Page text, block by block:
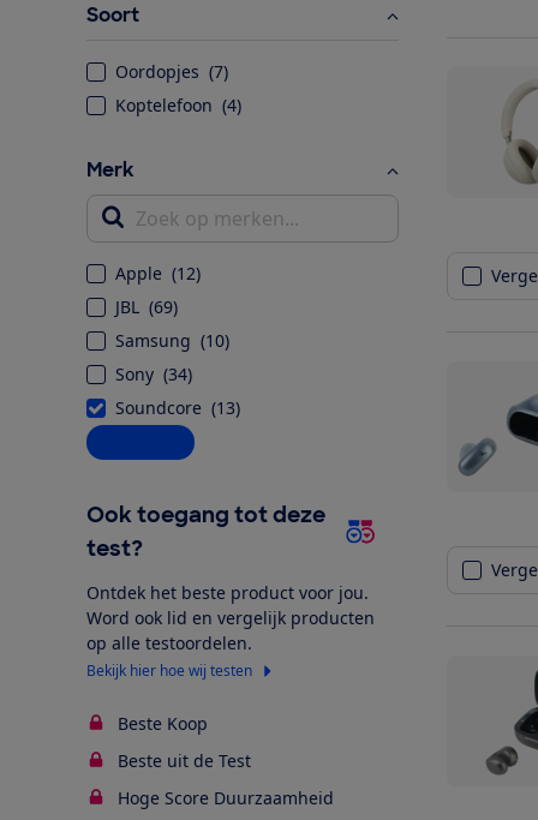
Soort
Oordopjes (7)
Koptelefoon (4)
Merk
Zoek op merken...
Apple (12)
JBL
(69)
Samsung (10)
Sony (34)
Soundcore (13)
Alle opties
Ook toegang tot deze
test?
Ontdek het beste product voor jou.
Word ook lid en vergelijk producten
op alle testoordelen.
Bekijk hier hoe wij testen
Beste Koop
Beste uit de Test
Hoge Score Duurzaamheid